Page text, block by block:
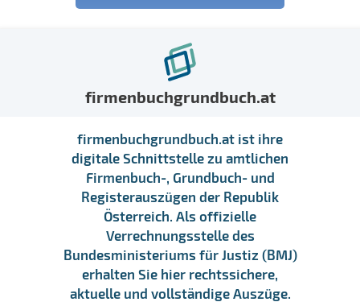
firmenbuchgrundbuch.at
firmenbuchgrundbuch.at ist ihre
digitale Schnittstelle zu amtlichen
Firmenbuch-, Grundbuch- und
Registerauszügen der Republik
Österreich. Als offizielle
Verrechnungsstelle des
Bundesministeriums für Justiz (BMJ)
erhalten Sie hier rechtssichere,
aktuelle und vollständige Auszüge.